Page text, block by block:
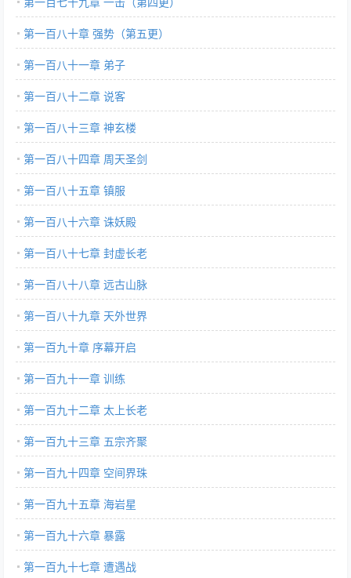
第一百八十章 强势（第五更）
第一百八十一章 弟子
第一百八十二章 说客
第一百八十三章 神玄楼
第一百八十四章 周天圣剑
第一百八十五章 镇服
第一百八十六章 诛妖殿
第一百八十七章 封虚长老
第一百八十八章 远古山脉
第一百八十九章 天外世界
第一百九十章 序幕开启
第一百九十一章 训练
第一百九十二章 太上长老
第一百九十三章 五宗齐聚
第一百九十四章 空间界珠
第一百九十五章 海岩星
第一百九十六章 暴露
第一百九十七章 遭遇战